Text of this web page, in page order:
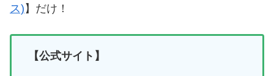
ス) 】だけ！
【公式サイト】